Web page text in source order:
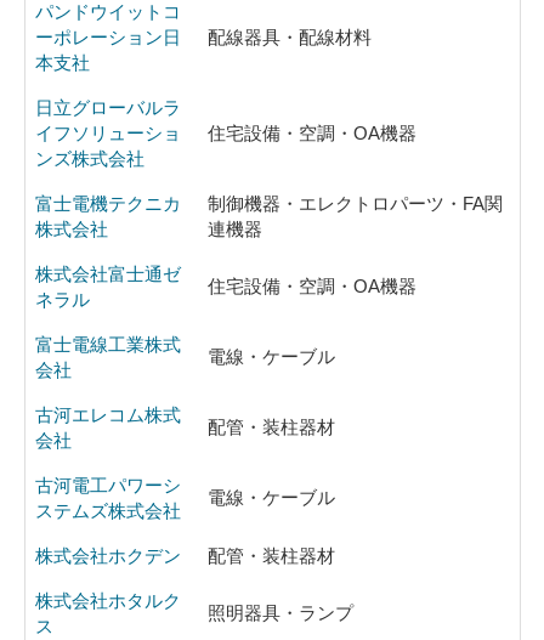
パンドウイットコ
ーポレーション日
本支社
配線器具・配線材料
日立グローバルラ
イフソリューショ
ンズ株式会社
住宅設備・空調・OA機器
富士電機テクニカ
株式会社
制御機器・エレクトロパーツ・FA関
連機器
株式会社富士通ゼ
ネラル
住宅設備・空調・OA機器
富士電線工業株式
会社
電線・ケーブル
古河エレコム株式
会社
配管・装柱器材
古河電工パワーシ
ステムズ株式会社
電線・ケーブル
株式会社ホクデン 配管・装柱器材
株式会社ホタルク
ス
照明器具・ランプ